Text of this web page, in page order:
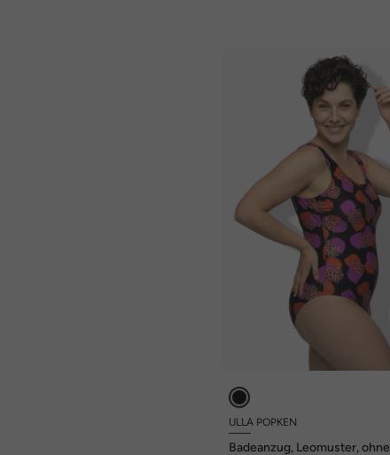
ULLA POPKEN
Badeanzug, Leomuster, ohne